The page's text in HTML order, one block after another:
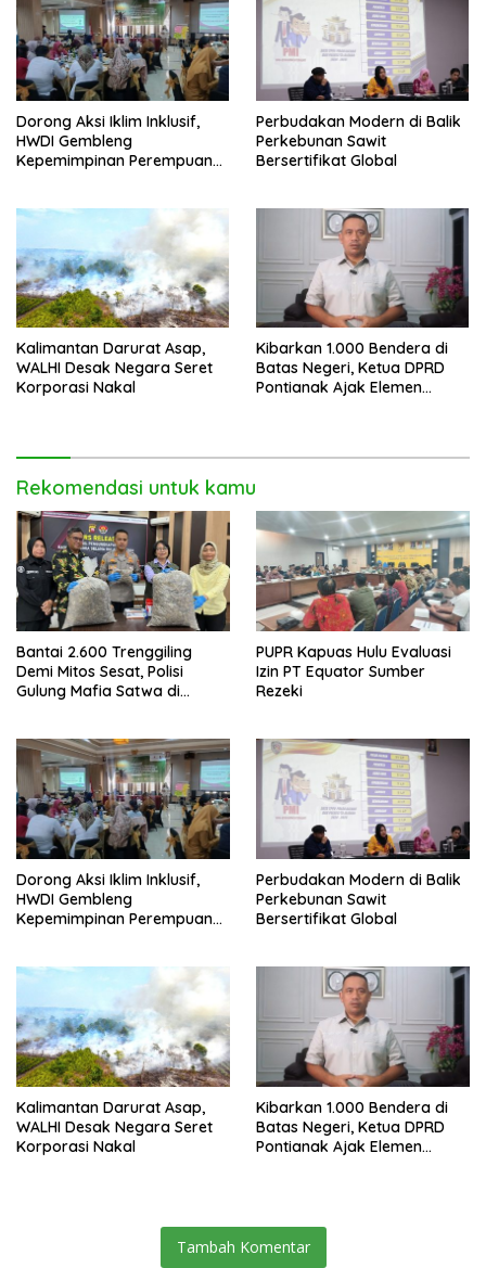
Dorong Aksi Iklim Inklusif,
HWDI Gembleng
Kepemimpinan Perempuan
Perbudakan Modern di Balik
Perkebunan Sawit
Bersertifikat Global
Kalimantan Darurat Asap,
WALHI Desak Negara Seret
Korporasi Nakal
Kibarkan 1.000 Bendera di
Batas Negeri, Ketua DPRD
Pontianak Ajak Elemen
Rekomendasi untuk kamu
Bantai 2.600 Trenggiling
Demi Mitos Sesat, Polisi
Gulung Mafia Satwa di
PUPR Kapuas Hulu Evaluasi
Izin PT Equator Sumber
Rezeki
Dorong Aksi Iklim Inklusif,
HWDI Gembleng
Kepemimpinan Perempuan
Perbudakan Modern di Balik
Perkebunan Sawit
Bersertifikat Global
Kalimantan Darurat Asap,
WALHI Desak Negara Seret
Korporasi Nakal
Kibarkan 1.000 Bendera di
Batas Negeri, Ketua DPRD
Pontianak Ajak Elemen
Tambah Komentar